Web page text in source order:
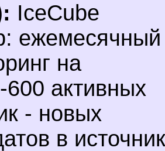
IceCube
ежемесячный
на
активных
- новых
в